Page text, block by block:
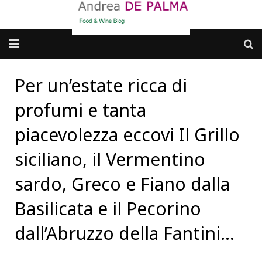
cosa BERE
dove MANGIARE
cosa CUCINARE
dove ANDARE
Punti di vista e approfondimenti
Per un’estate ricca di
profumi e tanta
piacevolezza eccovi Il Grillo
siciliano, il Vermentino
sardo, Greco e Fiano dalla
Basilicata e il Pecorino
dall’Abruzzo della Fantini…